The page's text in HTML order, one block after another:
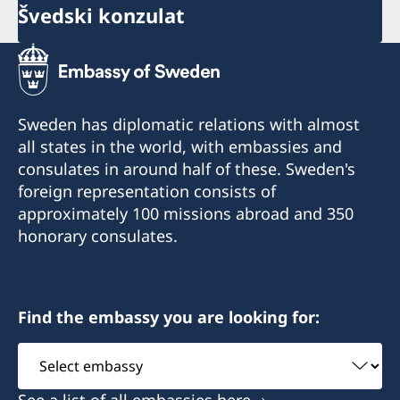
Švedski konzulat
Sweden has diplomatic relations with almost
all states in the world, with embassies and
consulates in around half of these. Sweden's
foreign representation consists of
approximately 100 missions abroad and 350
honorary consulates.
Find the embassy you are looking for:
Select
embassy